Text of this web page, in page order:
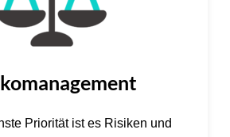
Priorität ist es Risiken und